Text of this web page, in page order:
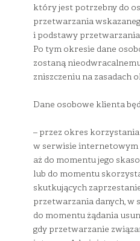
który jest potrzebny do
przetwarzania
i podstawy przetwarzania
Po tym okresie dane
zostaną
zniszczeniu na zasadach
Dane osobowe klienta
– przez okres
w serwisie internetowym
aż do momentu jego
lub do momentu
skutkujących
przetwarzania danych, w
do momentu żądania
gdy przetwarzanie